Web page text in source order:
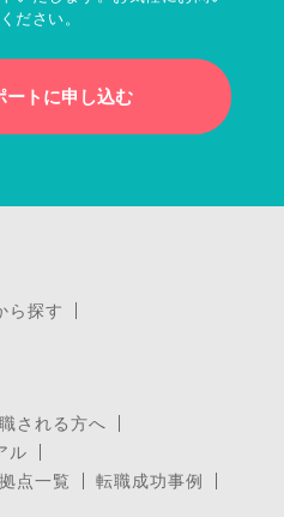
ださい。
ートに申し込む
ら探す
される方へ
ル
拠点一覧
転職成功事例